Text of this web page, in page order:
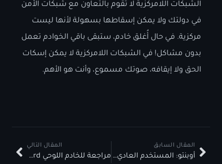
الشبكات اللامركزية لا تقوم بالتعاون مع شبكات الأمن
في دولتك ولا يمكن إسقاطها بسهولة لأنها ليست
مركزية. في حال أُغلق خادم، ستبقى باقي الخوادم تعمل
بدون مشاكل! في الشبكات اللامركزية لا يمكن إسكات
الحق ولا إيقافه، صوتك مسموع، وأنت هو الأهم.
المقال السابق
أوبنتو: المستخدم العادي، المؤسسات و Ubuntu Pro
المقال التالي
مراجعة للخادم اللوحي ZimaBoard